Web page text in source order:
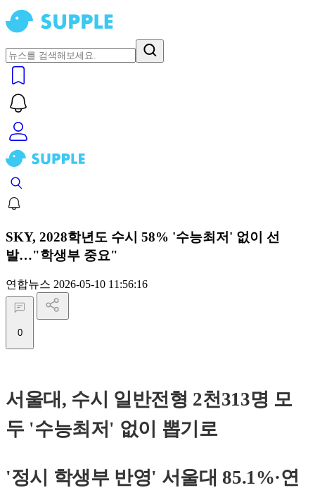
SKY, 2028학년도 수시 58% '수능최저' 없이 선
발…"학생부 중요"
연합뉴스 2026-05-10 11:56:16
0
서울대, 수시 일반전형 2천313명 모
두 '수능최저' 없이 뽑기로
'정시 학생부 반영' 서울대 85.1%·연